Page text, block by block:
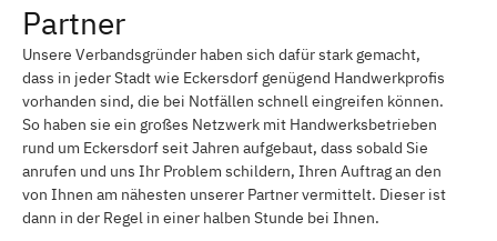
Partner
Unsere Verbandsgründer haben sich dafür stark gemacht,
dass in jeder Stadt wie Eckersdorf genügend Handwerkprofis
vorhanden sind, die bei Notfällen schnell eingreifen können.
So haben sie ein großes Netzwerk mit Handwerksbetrieben
rund um Eckersdorf seit Jahren aufgebaut, dass sobald Sie
anrufen und uns Ihr Problem schildern, Ihren Auftrag an den
von Ihnen am nähesten unserer Partner vermittelt. Dieser ist
dann in der Regel in einer halben Stunde bei Ihnen.